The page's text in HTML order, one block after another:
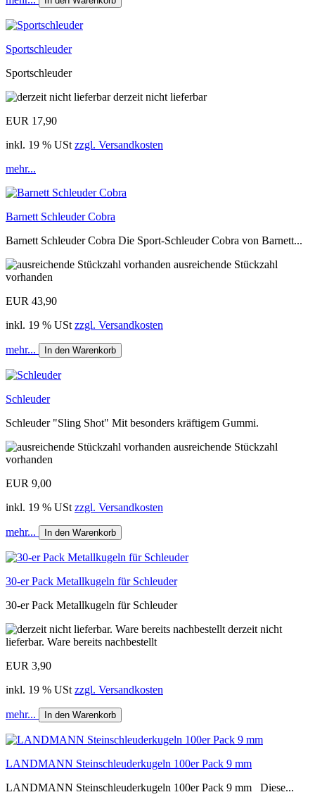
Sportschleuder
Sportschleuder
derzeit nicht lieferbar
EUR 17,90
inkl. 19 % USt zzgl. Versandkosten
mehr...
Barnett Schleuder Cobra
Barnett Schleuder Cobra Die Sport-Schleuder Cobra von Barnett...
ausreichende Stückzahl
vorhanden
EUR 43,90
inkl. 19 % USt zzgl. Versandkosten
mehr... In den Warenkorb
Schleuder
Schleuder "Sling Shot" Mit besonders kräftigem Gummi.
ausreichende Stückzahl
vorhanden
EUR 9,00
inkl. 19 % USt zzgl. Versandkosten
mehr... In den Warenkorb
30-er Pack Metallkugeln für Schleuder
30-er Pack Metallkugeln für Schleuder
derzeit nicht
lieferbar. Ware bereits nachbestellt
EUR 3,90
inkl. 19 % USt zzgl. Versandkosten
mehr... In den Warenkorb
LANDMANN Steinschleuderkugeln 100er Pack 9 mm
LANDMANN Steinschleuderkugeln 100er Pack 9 mm Diese...